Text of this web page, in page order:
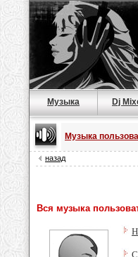
Музыка Dj
Музыка
назад
Вся музыка